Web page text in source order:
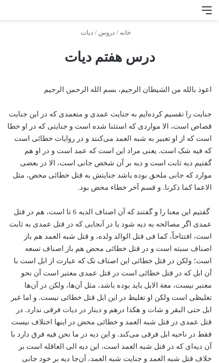
منو
خانه / دروس / دیات
درس هفتم دیات
اعوذ بالله من الشیطان الرجیم، بسم الله الرحمن الرحیم
جنایت را تقسیم کرده‌ایم به جنایت عمدی و متعمدی که در این جنایت
قصاص است، الا مواردی که استثنا شده است و جنایتی که در او خطا
است که از او تعبیر به شبه العمد می‌کنند و در روایات خطائی است
که فیه شک است. یعنی مراد این است که عمد است و در او هم
گفتیم دیه ثابت است و دیه بر آن شخص جانی است، الا در بعضی
موارد که جانی ملحق بوده باشد جنایتش به قتل خطائی محض، مثل
الاعما کما ذکرنا. و قسم آخر خطاء محض بود.
گفتیم این معنا را و گفتند که آن اصناف الدیه 6 تا است، هم در قتل
عمدی اگر مصالحه به دیه شود یا در آنجایی که در قتل عمدی به ثابت
است، افتتاحاً، کما فی قتل الوالد ولده، و قتل شبه العمد هم باز
اصناف سبته است و در قتل خطائی محض هم باز اصناف تسعه
است؛ ولکن در قتل خطائی این اصناف تک که عبارت از ابل است با
آن ابل که در قتل خطائی است در قتل عمدی معتبر است آن نحو
معتبر نیست، معة الابل باید بوده باشد، مثل آن‌ها، ولکن در آن‌ها
تغلیظی است ولکن او تغلیظ در این ابل قتل خطائی نیست. و اما غیر
ابل حتی البقر و شات و هکذا درهم و دینار در دیات فرقی ندارد. در
قتل عمدی در قتل شبه العمد و خطائی محض در اینها اختلاف نیست
فقط در ناحیه ابل فرقی می‌کند. و این دیه در ما نحن فیه فرق دارد با
آن دیه‌ای که در قتل شبه العمد است، این دیه الی العاقله است بر
خلاف قتل شبه العمد و جنایت شبه العمد، آن‌جا دیه بر خود جانی